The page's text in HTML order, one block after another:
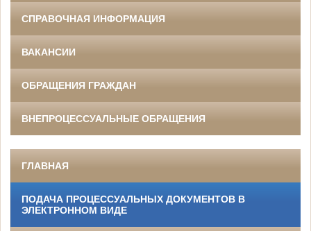
СПРАВОЧНАЯ ИНФОРМАЦИЯ
ВАКАНСИИ
ОБРАЩЕНИЯ ГРАЖДАН
ВНЕПРОЦЕССУАЛЬНЫЕ ОБРАЩЕНИЯ
ГЛАВНАЯ
ПОДАЧА ПРОЦЕССУАЛЬНЫХ ДОКУМЕНТОВ В
ЭЛЕКТРОННОМ ВИДЕ